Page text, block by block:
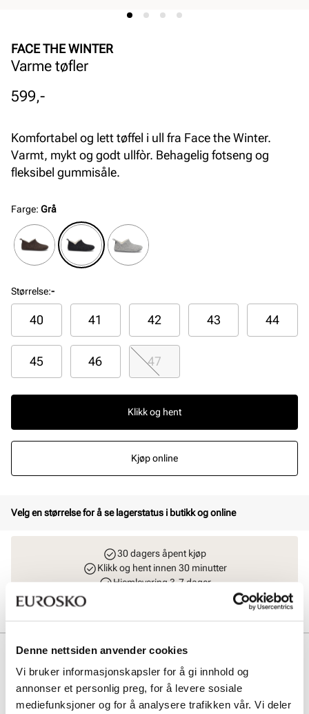
Denne nettsiden anvender cookies
Vi bruker informasjonskapsler for å gi innhold og
annonser et personlig preg, for å levere sosiale
mediefunksjoner og for å analysere trafikken vår. Vi deler
FACE THE WINTER
Varme tøfler
Pris
599,-
Komfortabel og lett tøffel i ull fra Face the Winter.
Varmt, mykt og godt ullfòr. Behagelig fotseng og
fleksibel gummisåle.
Farge: Grå
Størrelse:-
40 41 42 43 44
45 46 47
Klikk og hent
Kjøp online
Velg en størrelse for å se lagerstatus i butikk og online
30 dagers åpent kjøp
Klikk og hent innen 30 minutter
Hjemlevering 3-7 dager
Beskrivelse
Komfortabel og lett tøffel i ull fra Face the Winter. Varmt, mykt og
godt ullfòr. Behagelig fotseng og fleksibel gummisåle.